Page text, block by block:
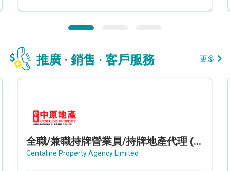
推廣 · 銷售 · 客戶服務 更多
全職/兼職持牌營業員/持牌地產代理 (長沙灣/將軍澳/油塘)
Centaline Property Agency Limited